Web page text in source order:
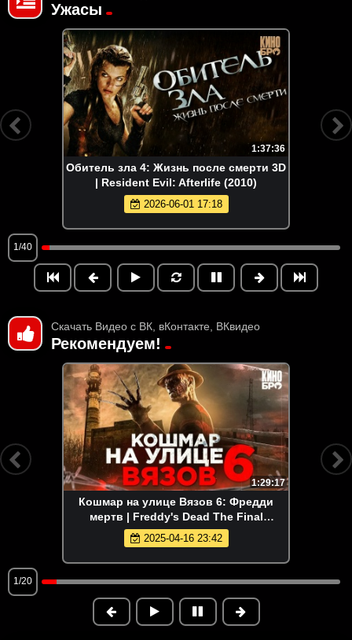
Ужасы
1:37:36
Обитель зла 4: Жизнь после смерти 3D
| Resident Evil: Afterlife (2010)
2026-06-01 17:18
1/40
Скачать Видео с ВК, вКонтакте, ВКвидео
Рекомендуем!
1:29:17
Кошмар на улице Вязов 6: Фредди
мертв | Freddy's Dead The Final
Nightmare (1991)
2025-04-16 23:42
1/20